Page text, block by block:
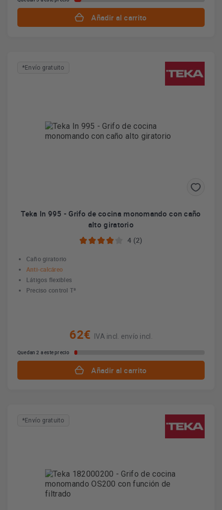
Añadir al carrito
*Envío gratuito
Teka In 995 - Grifo de cocina monomando con caño
alto giratorio
4 (2)
Caño giratorio
Anti-calcáreo
Látigos flexibles
Preciso control Tª
62€ IVA incl. envío incl.
Quedan 2 a este precio
Añadir al carrito
*Envío gratuito